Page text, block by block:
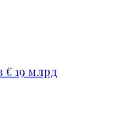
19 млрд